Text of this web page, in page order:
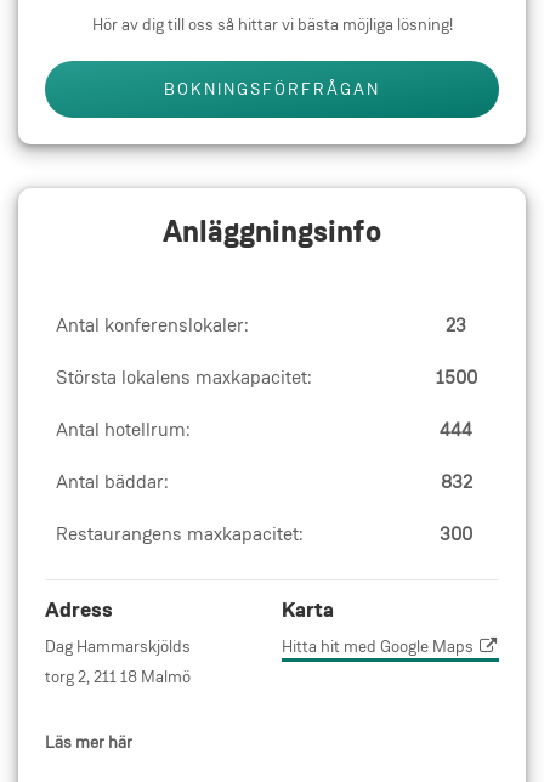
Hör av dig till oss så hittar vi bästa möjliga lösning!
BOKNINGSFÖRFRÅGAN
Anläggningsinfo
Antal konferenslokaler: 23
Största lokalens maxkapacitet: 1500
Antal hotellrum: 444
Antal bäddar: 832
Restaurangens maxkapacitet: 300
Adress
Dag Hammarskjölds
torg 2, 211 18 Malmö
Läs mer här
Karta
Hitta hit med Google Maps